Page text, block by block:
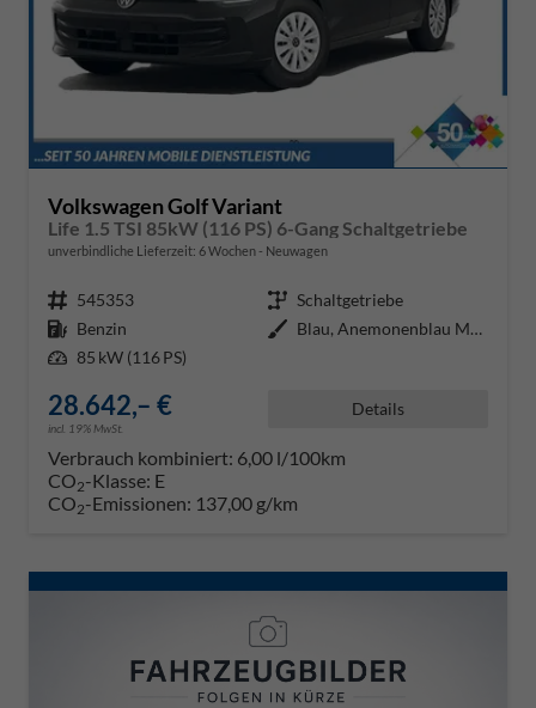
Volkswagen Golf Variant
Life 1.5 TSI 85kW (116 PS) 6-Gang Schaltgetriebe
unverbindliche Lieferzeit: 6 Wochen Neuwagen
Fahrzeugnr. 545353 Getriebe Schaltgetriebe
Kraftstoff Benzin Außenfarbe
Blau, Anemonenblau Metallic (5R)
Leistung 85 kW (116 PS)
28.642,– €
incl. 19% MwSt.
Details
Verbrauch kombiniert: 6,00 l/100km
CO2-Klasse: E
CO2-Emissionen: 137,00 g/km